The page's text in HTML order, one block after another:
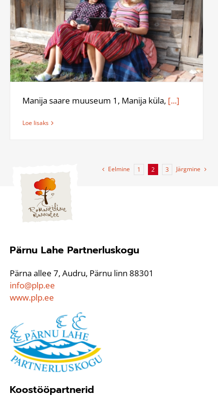
Manija saare muuseum 1, Manija küla, [...]
Loe lisaks
Eelmine 1 2 3 Järgmine
Pärnu Lahe Partnerluskogu
Pärna allee 7, Audru, Pärnu linn 88301
info@plp.ee
www.plp.ee
Koostööpartnerid